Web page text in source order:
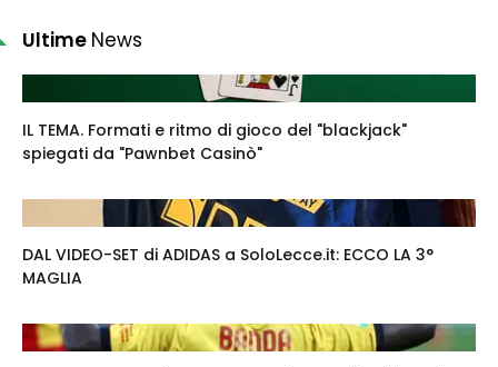
Ultime News
IL TEMA. Formati e ritmo di gioco del "blackjack"
spiegati da "Pawnbet Casinò"
DAL VIDEO-SET di ADIDAS a SoloLecce.it: ECCO LA 3°
MAGLIA